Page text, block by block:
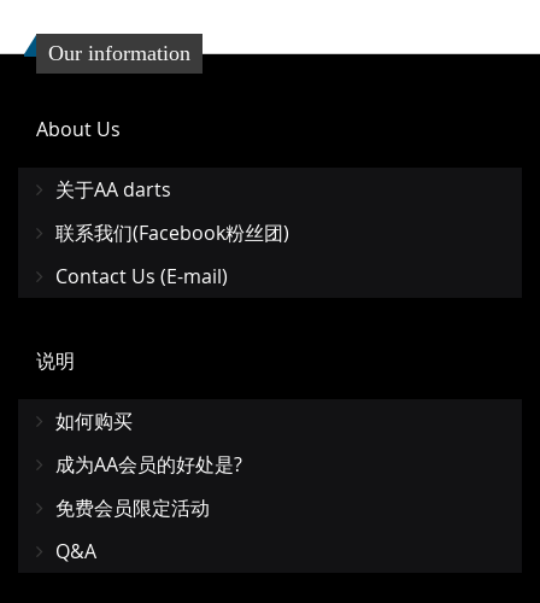
Our information
About Us
关于AA darts
联系我们(Facebook粉丝团)
Contact Us (E-mail)
说明
如何购买
成为AA会员的好处是?
免费会员限定活动
Q&A